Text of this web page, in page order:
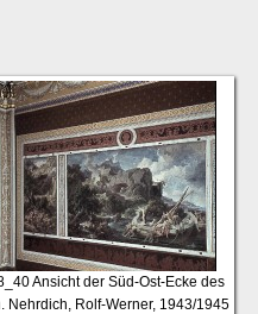
Ansicht der Süd-Ost-Ecke des
Nehrdich, Rolf-Werner, 1943/1945